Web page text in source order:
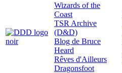
Wizards of the
Coast
TSR Archive
(D&D)
Blog de Bruce
Heard
Rêves d'Ailleurs
Dragonsfoot